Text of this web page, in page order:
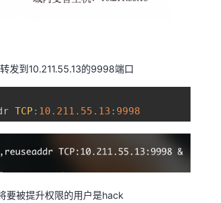
发到10.211.55.13的9998端口
TCP : 10.211 .55 .13 : 9998
要被提升权限的用户是hack